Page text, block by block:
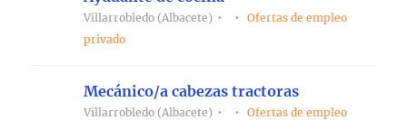
Villarrobledo (Albacete)
Ofertas de empleo
privado
Mecánico/a cabezas tractoras
Villarrobledo (Albacete)
Ofertas de empleo